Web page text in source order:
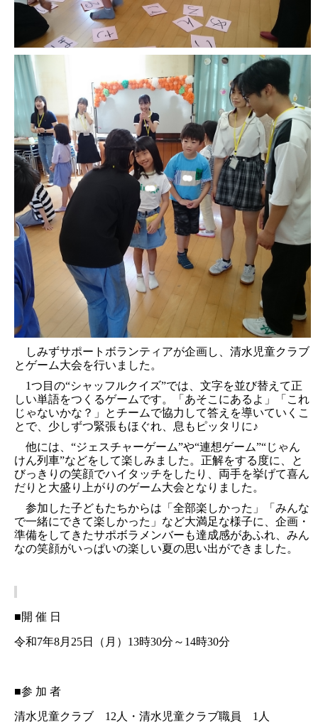
しみずサポートボランティアが企画し、清水児童クラブ
とゲーム大会を行いました。
1つ目の“シャッフルクイズ”では、文字を並び替えて正
しい単語をつくるゲームです。「あそこにあるよ」「これ
じゃないかな？」とチームで協力して答えを導いていくこ
とで、少しずつ緊張もほぐれ、息もピッタリに♪
他には、“ジェスチャーゲーム”や“連想ゲーム”“じゃん
けん列車”などをして楽しみました。正解をする度に、と
びっきりの笑顔でハイタッチをしたり、両手を挙げて喜ん
だりと大盛り上がりのゲーム大会となりました。
参加した子どもたちからは「全部楽しかった」「みんな
で一緒にできて楽しかった」など大満足な様子に、企画・
準備をしてきたサポボラメンバーも達成感があふれ、みん
なの笑顔がいっぱいの楽しい夏の思い出ができました。
■開 催 日
令和7年8月 25日（月） 13時30分～ 14時30分
■参 加 者
清水児童クラブ 12 人・清水児童クラブ職員 1 人